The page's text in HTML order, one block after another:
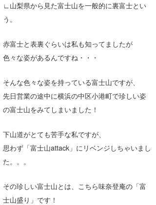
∟山梨県から見た富士山を一般的に裏富士とい
う。
赤富士と表裏ぐらいは私も知ってましたが
色々な姿があるんですね・・・
そんな色々な姿を持っている富士山ですが、
先日営業の途中に横浜の中区小港町で珍しい姿
の富士山をみてしまいました！
下山道がとても苦手な私ですが、
思わず「富士山attack」にリベンジしちゃいまし
た。。。
その珍しい富士山とは、こちら味奈登庵の「富
士山盛り」です！